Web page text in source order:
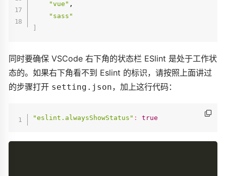
"vue" ,
"sass"
同时要确保 VSCode 右下角的状态栏 ESlint 是处于工作状
态的。如果右下角看不到 Eslint 的标识，请按照上面讲过
的步骤打开 setting.json，加上这行代码：
"eslint.alwaysShowStatus" : true